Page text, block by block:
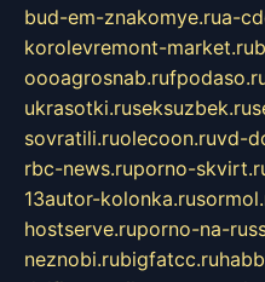
bud-em-znakomye.rua-
korolevremont-market.ru
oooagrosnab.ru
ukrasotki.ruseksuzbek.ru
sovratili.ruolecoon.ruvd-
rbc-news.ruporno-
13autor-kolonka.ru
hostserve.ruporno-na-
neznobi.rubigfatcc.ru